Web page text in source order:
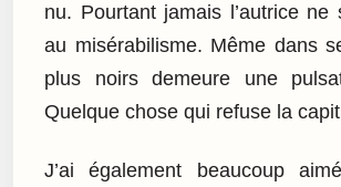
nu. Pourtant jamais l’autrice ne
au misérabilisme. Même dans
plus noirs demeure une
Quelque chose qui refuse la
J’ai également beaucoup